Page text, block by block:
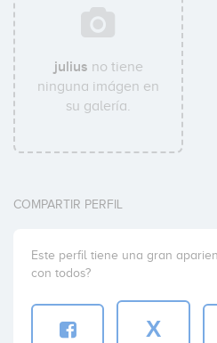
julius no tiene
ninguna imágen en
su galería.
COMPARTIR PERFIL
Este perfil tiene una gran
con todos?
X